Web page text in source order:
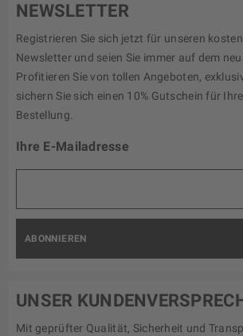
NEWSLETTER
Registrieren Sie sich jetzt für unseren
Newsletter und seien Sie immer auf dem
Profitieren Sie von tollen Angeboten,
sichern Sie sich einen 10% Gutschein für
Bestellung.
Ihre E-Mailadresse
ABONNIEREN
UNSER
Mit geprüfter Qualität, Sicherheit und